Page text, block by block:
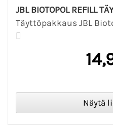
JBL BIOTOPOL REFILL
Täyttöpakkaus JBL